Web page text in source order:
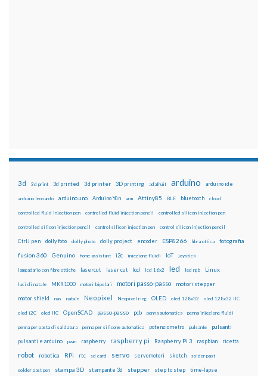
3d 3d print 3d printed 3d printer 3D printing adafruit arduino arduino ide
arduino leonardo arduino uno Arduino Yún arm Attiny85 BLE bluetooth cloud
controlled fluid injection pen controlled fluid injection pencil controlled silicon injection pen
controlled silicon injection pencil control silicon injection pen control silicon injection pencil
CtrlJ pen dolly foto dolly photo dolly project encoder ESP8266 fibra ottica fotografia
fusion 360 Genuino home assistant i2c iniezione fluidi IoT joystick
lampadario con fibre ottiche lasercut laser cut lcd lcd 16x2 led led rgb Linux
luci di natale MKR1000 motori bipolari motori passo-passo motori stepper
motor shield nas natale Neopixel Neopixel ring OLED oled 128x32 oled 128x32 IIC
oled i2C oled IIC OpenSCAD passo-passo pcb penna automatica penna iniezione fluidi
penna per pasta di saldatura penna per silicone automatica potenziometro pulsante pulsanti
pulsanti e arduino pwm raspberry raspberry pi Raspberry Pi 3 raspbian ricetta
robot robotica RPi rtc sd card servo servomotori sketch solder past
solder past pen stampa 3D stampante 3d stepper step to step time-lapse